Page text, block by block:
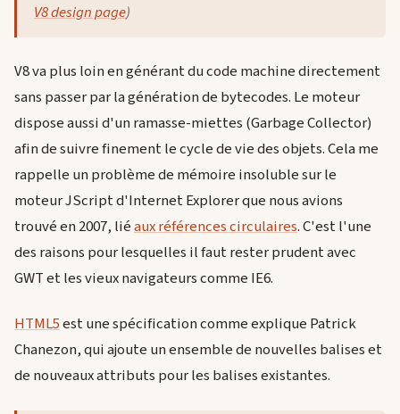
V8 design page)
V8 va plus loin en générant du code machine directement
sans passer par la génération de bytecodes. Le moteur
dispose aussi d'un ramasse-miettes (Garbage Collector)
afin de suivre finement le cycle de vie des objets. Cela me
rappelle un problème de mémoire insoluble sur le
moteur JScript d'Internet Explorer que nous avions
trouvé en 2007, liéaux références circulaires. C'est l'une
des raisons pour lesquelles il faut rester prudent avec
GWT et les vieux navigateurs comme IE6.
HTML5est une spécification comme explique Patrick
Chanezon, qui ajoute un ensemble de nouvelles balises et
de nouveaux attributs pour les balises existantes.